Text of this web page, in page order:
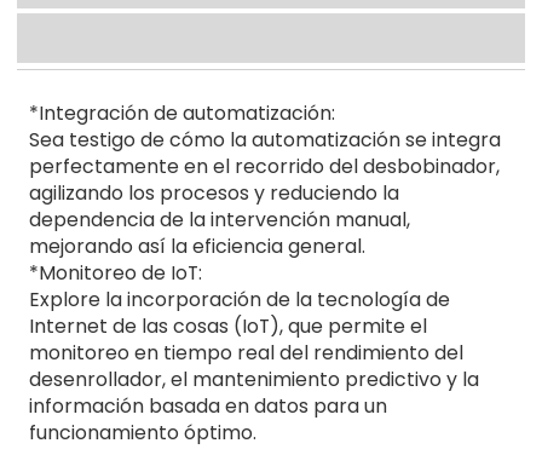
*Integración de automatización:
Sea testigo de cómo la automatización se integra
perfectamente en el recorrido del desbobinador,
agilizando los procesos y reduciendo la
dependencia de la intervención manual,
mejorando así la eficiencia general.
*Monitoreo de IoT:
Explore la incorporación de la tecnología de
Internet de las cosas (IoT), que permite el
monitoreo en tiempo real del rendimiento del
desenrollador, el mantenimiento predictivo y la
información basada en datos para un
funcionamiento óptimo.